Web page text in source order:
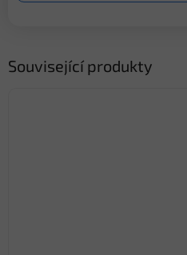
Související produkty